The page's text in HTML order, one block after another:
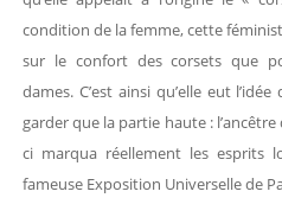
condition de la femme, cette
sur le confort des corsets que
dames. C’est ainsi qu’elle eut
garder que la partie haute :
ci marqua réellement les esprits
fameuse Exposition Universelle de